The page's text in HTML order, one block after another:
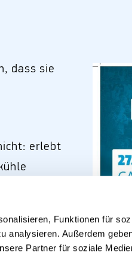
Funktionen für
analysieren. Außerdem
Partner für soziale
dass sie
erlebt
euch